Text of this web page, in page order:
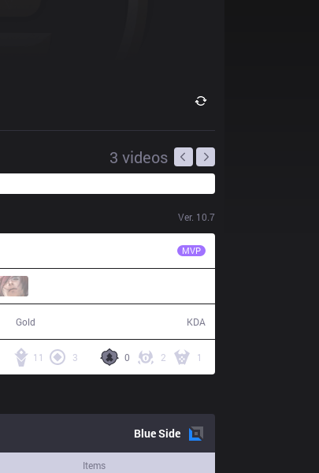
3 videos
Ver. 10.7
MVP
Gold KDA
0 2 1
11 3
BlueSide
Items